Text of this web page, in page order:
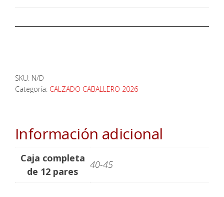
SKU: N/D
Categoría: CALZADO CABALLERO 2026
Información adicional
Caja completa
de 12 pares
40-45